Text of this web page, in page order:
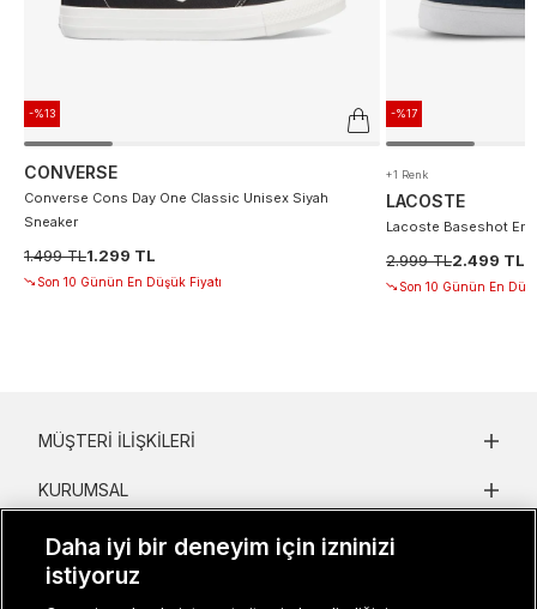
-%13
CONVERSE
Converse Cons Day One Classic Unisex Siyah
Sneaker
1.499 TL1.299 TL
Son 10 Günün En Düşük Fiyatı
-%17
+1 Renk
LACOSTE
Lacoste Baseshot
2.999 TL2.499 TL
Son 10 Günün En
MÜŞTERI İLIŞKILERI
KURUMSAL
KADIN KATEGORILER
GRUP MARKALAR
Daha iyi bir deneyim için izninizi
istiyoruz